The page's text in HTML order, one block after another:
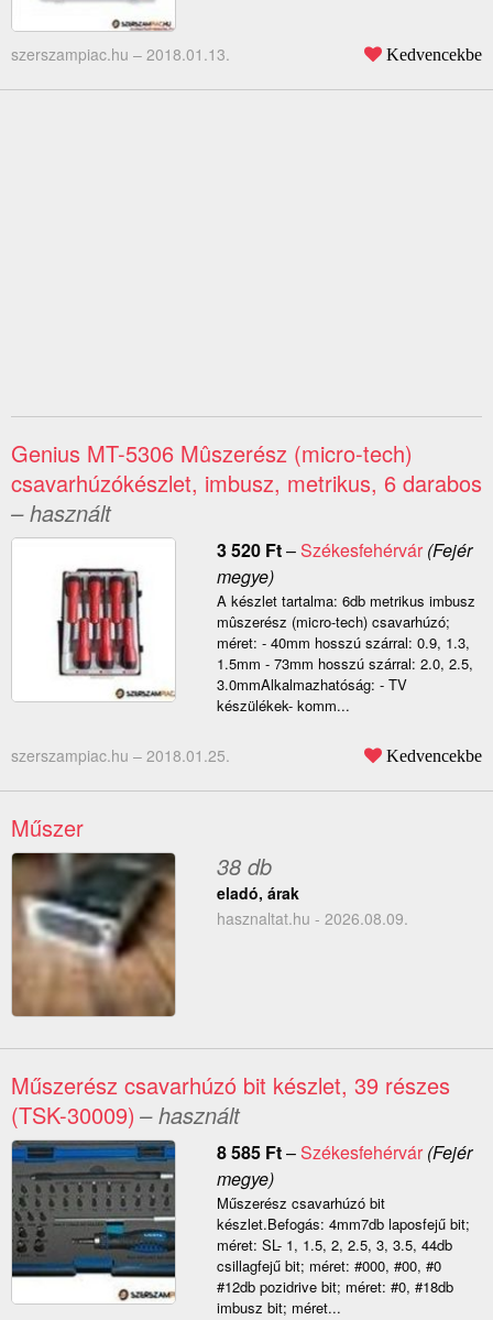
szerszampiac.hu – 2018.01.13. Kedvencekbe
Genius MT-5306 Mûszerész (micro-tech)
csavarhúzókészlet, imbusz, metrikus, 6 darabos
– használt
3 520 Ft–Székesfehérvár(Fejér
megye)
A készlet tartalma: 6db metrikus imbusz
mûszerész (micro-tech) csavarhúzó;
méret: - 40mm hosszú szárral: 0.9, 1.3,
1.5mm - 73mm hosszú szárral: 2.0, 2.5,
3.0mmAlkalmazhatóság: - TV
készülékek- komm...
szerszampiac.hu – 2018.01.25. Kedvencekbe
Műszer
38 db
eladó, árak
hasznaltat.hu - 2026.08.09.
Műszerész csavarhúzó bit készlet, 39 részes
(TSK-30009) – használt
8 585 Ft–Székesfehérvár(Fejér
megye)
Műszerész csavarhúzó bit
készlet.Befogás: 4mm7db laposfejű bit;
méret: SL- 1, 1.5, 2, 2.5, 3, 3.5, 44db
csillagfejű bit; méret: #000, #00, #0
#12db pozidrive bit; méret: #0, #18db
imbusz bit; méret...